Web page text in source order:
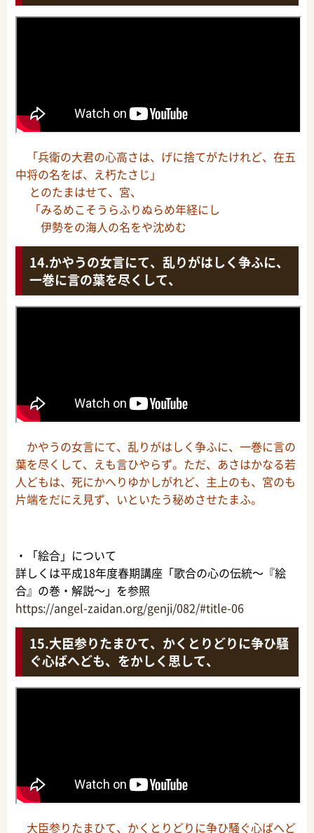
「兵衛の大君の心高さは、げに捨てがたけれど、在五
中将の名をば、え朽たさじ」
とのたまはせて、宮、
「みるめこそうらふりぬらめ年経にし
伊勢をの海人の名をや沈めむ
かやうの女言にて、乱りがはしく争ふに、
一巻に言の葉を尽くして、
かやうの女言にて、乱りがはしく争ふに、一巻に言の
葉を尽くして、えも言ひやらず。ただ、あさはかなる若
人どもは、死にかへりゆかしがれど、主上のも、宮のも
片端をだにえ見ず、いといたう秘めさせたまふ。
・「絵合」について
詳しくは平成18年度春期講座「歌合の心の伝統～『絵
合』の巻・解説～」を参照
https://angel-zaidan.org/genji/082/#title-06
大臣参りたまひて、かくとりどりに争ひ騒
ぐ心ばへども、をかしく思して、
大臣参りたまひて、かくとりどりに争ひ騒ぐ心ばへど